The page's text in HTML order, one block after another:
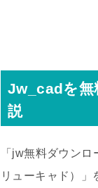
Jw_cadを無
説
「jw無料ダウン
リューキャド）」